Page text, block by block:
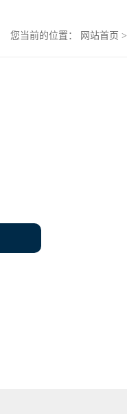
您当前的位置： 网站首页 >